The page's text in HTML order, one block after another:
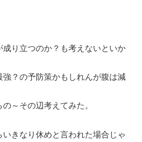
り立つのか？も考えないといか
強？の予防策かもしれんが腹は減
～その辺考えてみた。
きなり休めと言われた場合じゃ